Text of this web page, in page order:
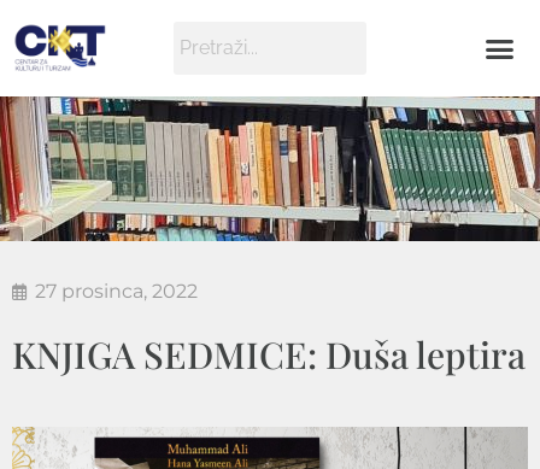
27 prosinca, 2022
KNJIGA SEDMICE: Duša leptira